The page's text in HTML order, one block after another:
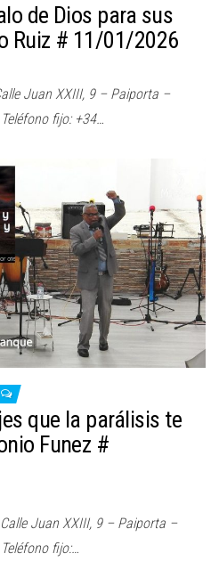
de Dios para sus
Ruiz # 11/01/2026
Juan XXIII, 9 – Paiporta –
fijo: +34…
que la parálisis te
Funez #
Juan XXIII, 9 – Paiporta –
fijo:…